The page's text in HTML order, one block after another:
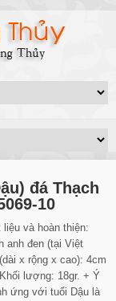
đá Thạch
10
và hoàn thiện:
anh đen (tại Việt
x rộng x cao): 4cm
lượng: 18gr. + Ý
ứng với tuổi Dậu là